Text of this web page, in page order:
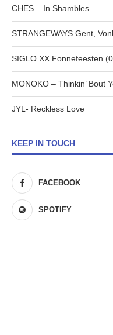
CHES – In Shambles
STRANGEWAYS Gent,
SIGLO XX Fonnefeesten
MONOKO – Thinkin’ Bout
JYL- Reckless Love
KEEP IN TOUCH
FACEBOOK
SPOTIFY